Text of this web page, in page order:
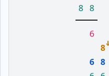
8 8
6
8
6 8